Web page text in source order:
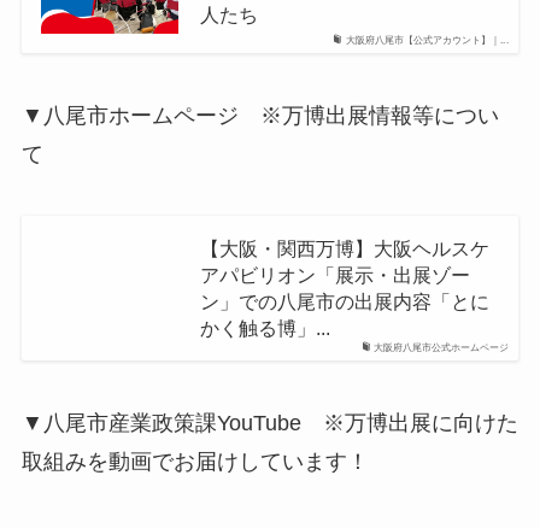
大阪府八尾市【公式アカウント】｜...
人たち
▼八尾市ホームページ ※万博出展情報等につい
て
大阪府八尾市公式ホームページ
【大阪・関西万博】大阪ヘルスケ
アパビリオン「展示・出展ゾー
ン」での八尾市の出展内容「とに
かく触る博」...
▼八尾市産業政策課YouTube ※万博出展に向けた
取組みを動画でお届けしています！